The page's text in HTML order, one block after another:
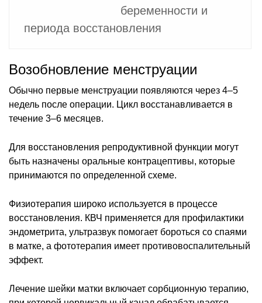
беременности и
периода восстановления
Возобновление менструации
Обычно первые менструации появляются через 4–5
недель после операции. Цикл восстанавливается в
течение 3–6 месяцев.
Для восстановления репродуктивной функции могут
быть назначены оральные контрацептивы, которые
принимаются по определенной схеме.
Физиотерапия широко используется в процессе
восстановления. КВЧ применяется для профилактики
эндометрита, ультразвук помогает бороться со спаями
в матке, а фототерапия имеет противовоспалительный
эффект.
Лечение шейки матки включает сорбционную терапию,